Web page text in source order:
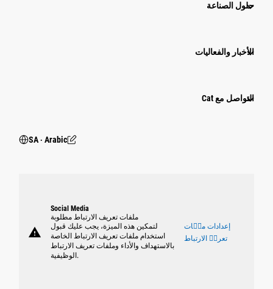
حلول الصناعة
الأخبار والفعاليات
التواصل مع Cat
SA ‧ Arabic
warning
Social Media
ملفات تعريف الارتباط مطلوبة
لتمكين هذه الميزة، يجب عليك قبول
استخدام ملفات تعريف الارتباط الخاصة
بالاستهداف والأداء وملفات تعريف الارتباط
الوظيفية.
إعدادات ملٝات
تعريٝ الارتباط